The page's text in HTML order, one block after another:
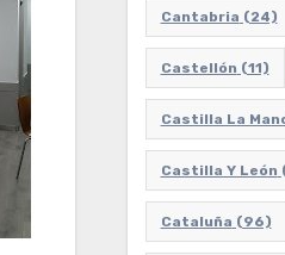
Cantabria (24)
Castellón (11)
Castilla La
Castilla Y León
Cataluña (96)